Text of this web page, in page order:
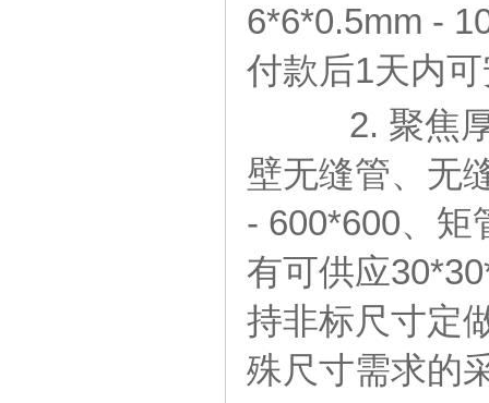
6*6*0.5mm -
付款后1天内
2. 聚焦厚
壁无缝管、无
- 600*600、矩
有可供应
持非标尺寸定
殊尺寸需求的